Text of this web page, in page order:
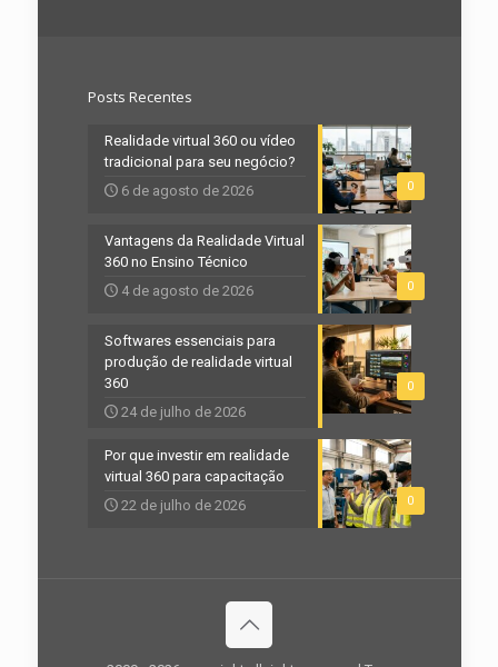
Posts Recentes
0
Realidade virtual 360 ou vídeo
tradicional para seu negócio?
6 de agosto de 2026
0
Vantagens da Realidade Virtual
360 no Ensino Técnico
4 de agosto de 2026
0
Softwares essenciais para
produção de realidade virtual
360
24 de julho de 2026
0
Por que investir em realidade
virtual 360 para capacitação
22 de julho de 2026